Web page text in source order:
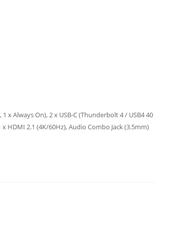
1 x Always On), 2 x USB-C (Thunderbolt 4 / USB4 40
x HDMI 2.1 (4K/60Hz), Audio Combo Jack (3.5mm)